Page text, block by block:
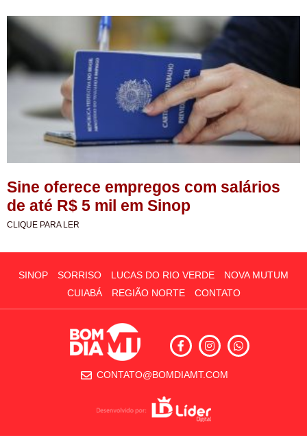
Sine oferece empregos com salários
de até R$ 5 mil em Sinop
CLIQUE PARA LER
SINOP SORRISO LUCAS DO RIO VERDE
NOVA MUTUM
CUIABÁ
REGIÃO NORTE CONTATO
CONTATO@BOMDIAMT.COM